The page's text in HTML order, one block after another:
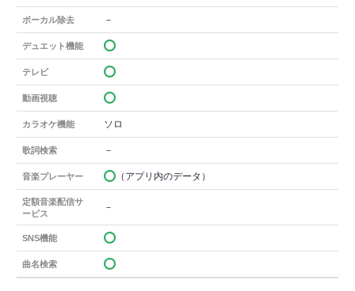
ボーカル除去 －
デュエット機能
テレビ
動画視聴
カラオケ機能 ソロ
歌詞検索 －
音楽プレーヤー （アプリ内のデータ）
定額音楽配信サ
ービス
－
SNS機能
曲名検索